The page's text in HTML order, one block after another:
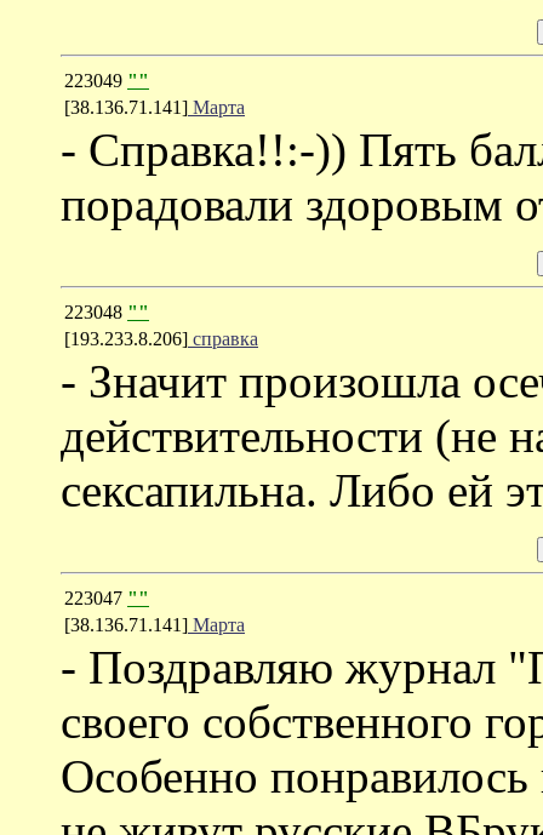
223049 ""
[38.136.71.141] Марта
- Справка!!:-)) Пять
порадовали здоровым
223048 ""
[193.233.8.206] справка
- Значит произошла
действительности (не
сексапильна. Либо ей
223047 ""
[38.136.71.141] Марта
- Поздравляю журнал
своего собственного
Особенно